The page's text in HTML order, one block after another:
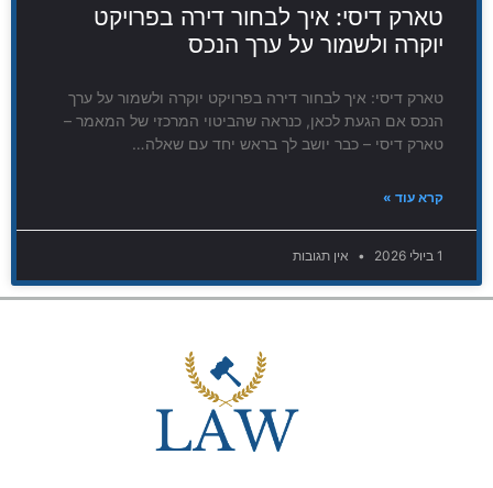
טארק דיסי: איך לבחור דירה בפרויקט
יוקרה ולשמור על ערך הנכס
טארק דיסי: איך לבחור דירה בפרויקט יוקרה ולשמור על ערך
הנכס אם הגעת לכאן, כנראה שהביטוי המרכזי של המאמר –
טארק דיסי – כבר יושב לך בראש יחד עם שאלה…
קרא עוד »
1 ביולי 2026 אין תגובות